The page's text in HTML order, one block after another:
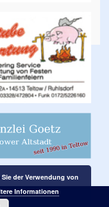
der Verwendung von
Informationen